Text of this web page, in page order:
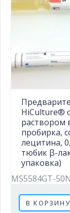
HiCulture®
раствором
пробирка,
лецитина,
тюбик β-
упаковка)
MS5584GT-
В КОРЗИНУ